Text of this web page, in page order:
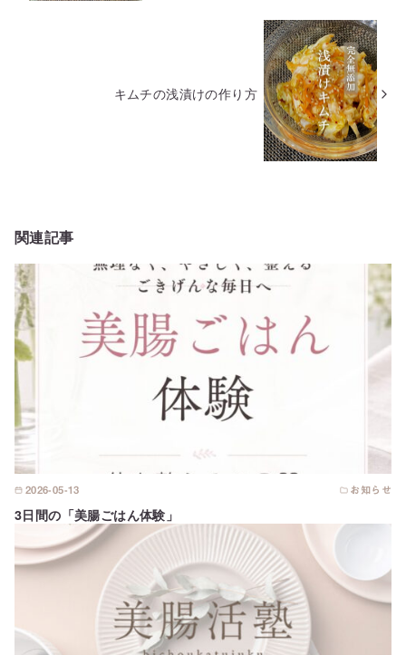
キムチの浅漬けの作り方
関連記事
2026-05-13 お知らせ
3日間の「美腸ごはん体験」